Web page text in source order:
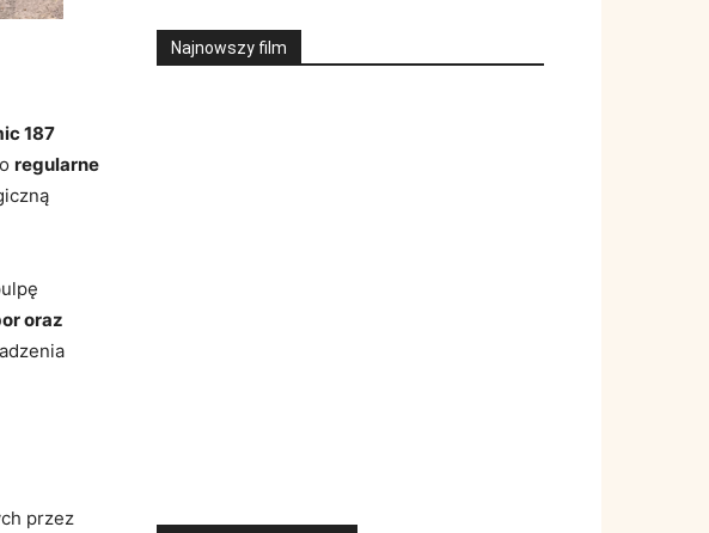
187
regularne
oraz
przez
Najnowszy film